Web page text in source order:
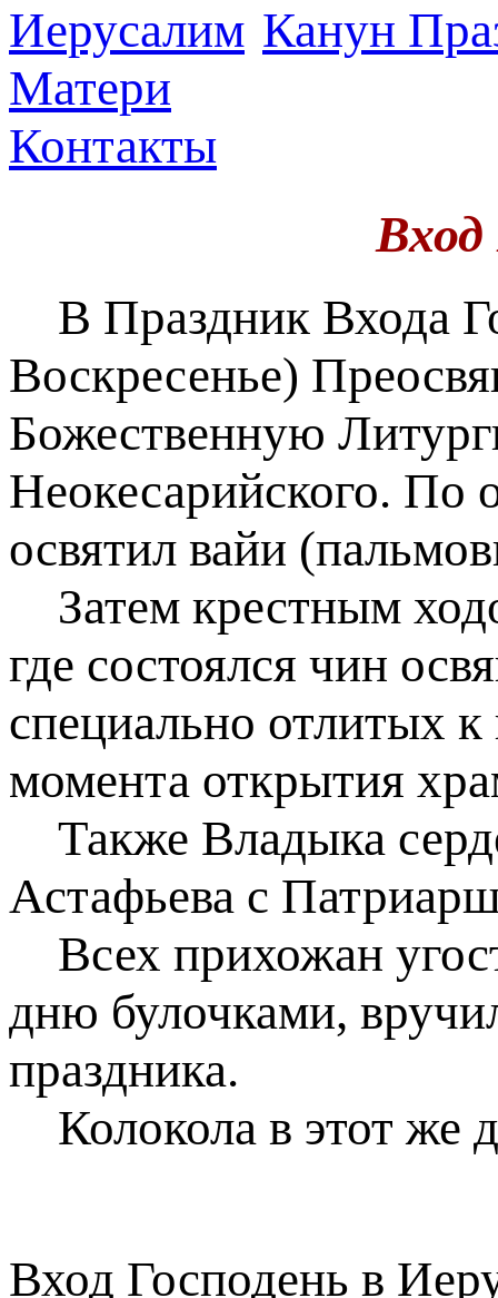
Канун
Матери
Контакты
Вход
В Праздник Входа
Воскресенье)
Божественную
Неокесарийского. По
освятил вайи
Затем крестным
где состоялся чин
специально отлитых
момента открытия
Также Владыка
Астафьева с
Всех прихожан
дню булочками,
праздника.
Колокола в этот же
Вход Господень в